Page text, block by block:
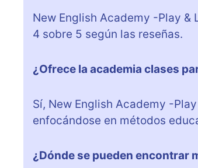
New English Academy -Play
4 sobre 5 según las reseñas.
¿Ofrece la academia clases
Sí, New English Academy -
enfocándose en métodos
¿Dónde se pueden encontrar